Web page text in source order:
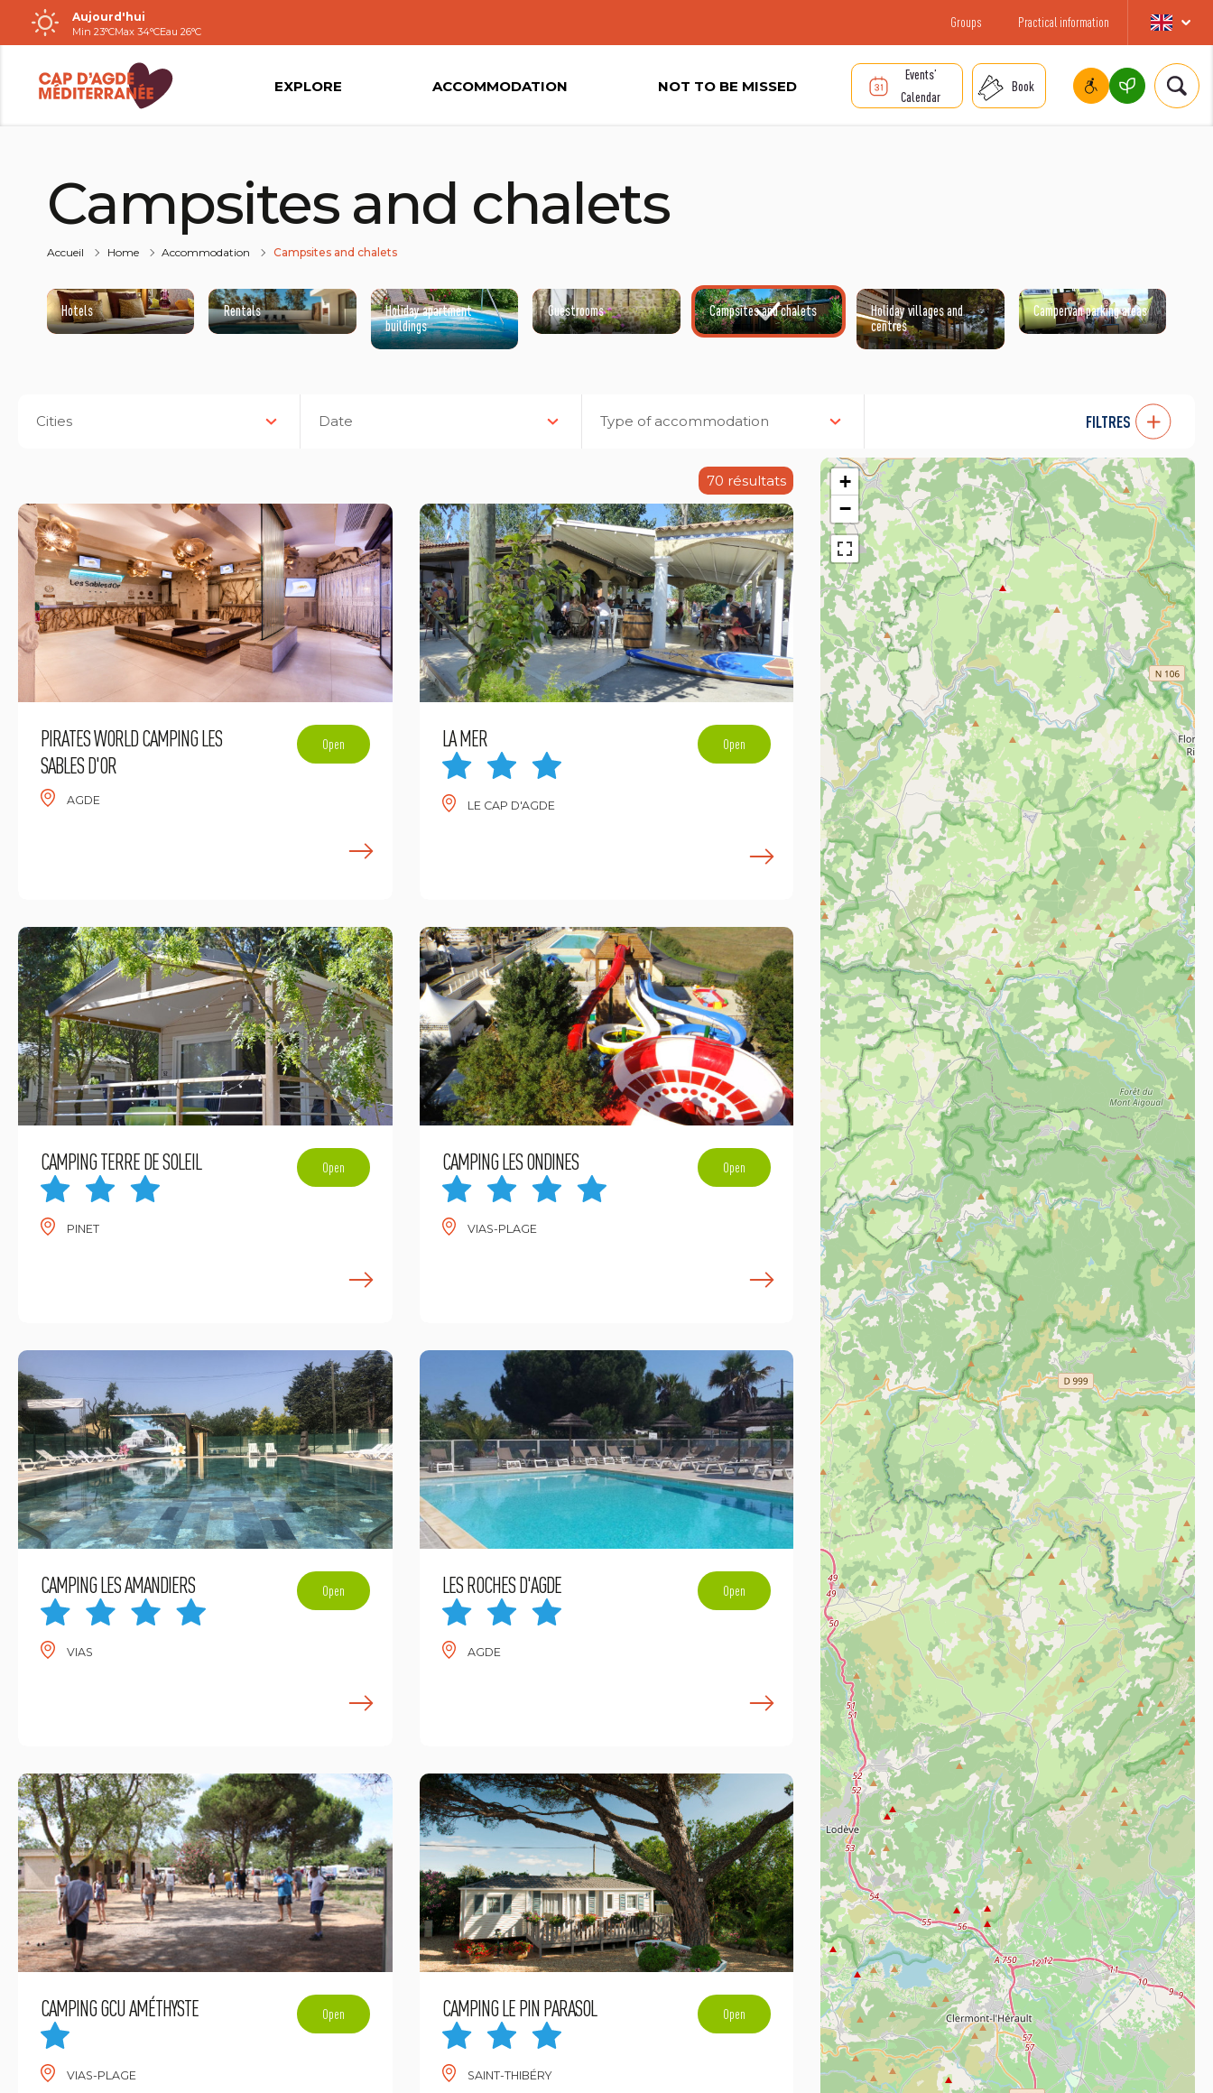
Passer
au
contenu
Aujourd'hui
Min 23°CMax 34°CEau 26°C
Groups Practical information
EXPLORE ACCOMMODATION NOT TO BE MISSED
Events’
Calendar
Book
Campsites and chalets
Accueil Home Accommodation Campsites and chalets
Hotels Rentals
Holiday apartment
buildings
Guestrooms Campsites and chalets
Holiday villages and
centres
Campervan parking areas
Cities Date Type of accommodation FILTRES
70 résultats
PIRATES WORLD CAMPING LES
SABLES D'OR
AGDE
Open LA MER
LE CAP D'AGDE
Open
En savoir plus
CAMPING TERRE DE SOLEIL
PINET
Open CAMPING LES ONDINES
VIAS-PLAGE
Open
En savoir plus
CAMPING LES AMANDIERS
VIAS
Open LES ROCHES D'AGDE
AGDE
Open
En savoir plus
CAMPING GCU AMÉTHYSTE
VIAS-PLAGE
Open CAMPING LE PIN PARASOL
SAINT-THIBÉRY
Open
+
−